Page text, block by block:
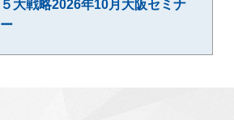
５大戦略2026年10月大阪セミナ
ー